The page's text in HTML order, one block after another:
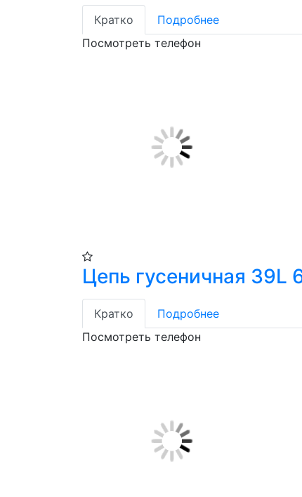
Кратко
Подробнее
Посмотреть телефон
Цепь гусеничная
Кратко
Подробнее
Посмотреть телефон